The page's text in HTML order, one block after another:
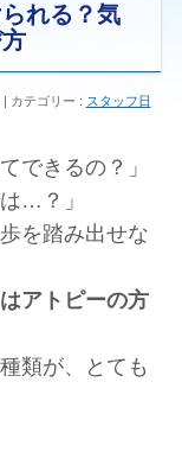
れる？気
カテゴリー : スタッフ日
できるの？」
…？」
を踏み出せな
アトピーの方
類が、とても